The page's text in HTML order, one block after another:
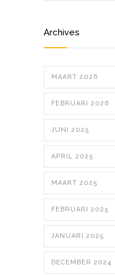
Archives
MAART 2026
FEBRUARI 2026
JUNI 2025
APRIL 2025
MAART 2025
FEBRUARI 2025
JANUARI 2025
DECEMBER 2024